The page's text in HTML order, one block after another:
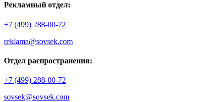
Рекламный отдел:
+7 (499) 288-00-72
reklama@sovsek.com
Отдел распространения:
+7 (499) 288-00-72
sovsek@sovsek.com